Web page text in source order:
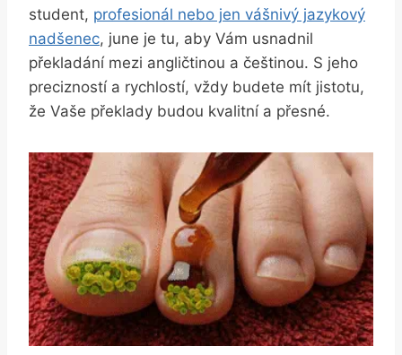
student, profesionál nebo jen ⁤vášnivý jazykový
⁣nadšenec, june je tu, aby ‍Vám‍ usnadnil
překladání mezi ⁤angličtinou a češtinou. ‌S jeho
precizností a rychlostí, ​vždy budete mít jistotu,
že Vaše překlady ​budou kvalitní a přesné.